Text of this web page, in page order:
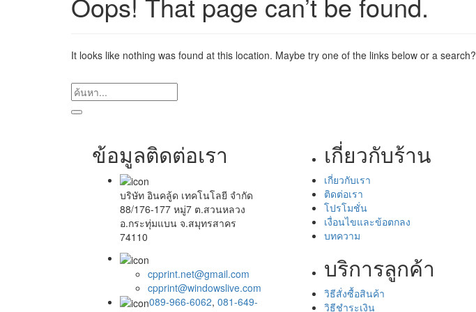
It looks like nothing was found at this location. Maybe try one of the links below or a search?
ข้อมูลติดต่อเรา
บริษัท อินคลู้ด เทคโนโลยี จำกัด
88/176-177 หมู่7 ต.สวนหลวง
อ.กระทุ่มแบน จ.สมุทรสาคร
74110
cpprint.net@gmail.com
cpprint@windowslive.com
089-966-6062, 081-649-
เกี่ยวกับร้าน
เกี่ยวกับเรา
ติดต่อเรา
โปรโมชั่น
เงื่อนไขและข้อตกลง
บทความ
บริการลูกค้า
วิธีสั่งซื้อสินค้า
วิธีชำระเงิน